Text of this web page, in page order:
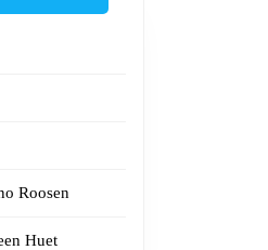
Roosen
Huet